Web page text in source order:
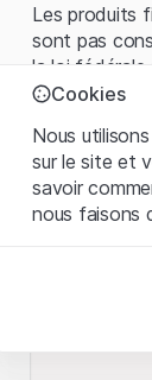
Les produits
sont pas
la loi
l'Autorité
Conditions
En utilisant
avez compris
Tous les
Cookies
Nous
sur le site et
savoir
nous faisons
Ces cookies